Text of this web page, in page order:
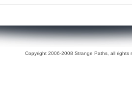
Copyright 2006-2008 Strange Paths, all rights